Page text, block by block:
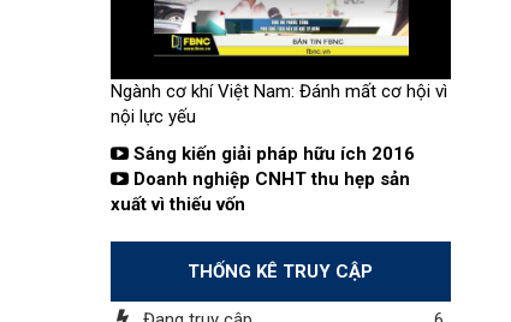
Ngành cơ khí Việt Nam: Đánh mất cơ hội vì
nội lực yếu
Sáng kiến giải pháp hữu ích 2016
Doanh nghiệp CNHT thu hẹp sản
xuất vì thiếu vốn
THỐNG KÊ TRUY CẬP